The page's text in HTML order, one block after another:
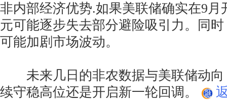
非内部经济优势.如果美联储确实在9月
元可能逐步失去部分避险吸引力。同
可能加剧市场波动。
未来几日的非农数据与美联储动向
续守稳高位还是开启新一轮回调。